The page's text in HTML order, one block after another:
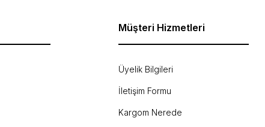
Müşteri Hizmetleri
Üyelik Bilgileri
İletişim Formu
Kargom Nerede